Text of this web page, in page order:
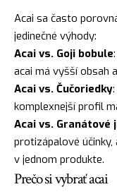
Acai sa často
jedinečné výhody:
Acai vs. Goji bobule
acai má vyšší obsah
Acai vs. Čučoriedky
komplexnejší profil
Acai vs. Granátové
protizápalové
v jednom produkte.
Prečo si vybrať acai